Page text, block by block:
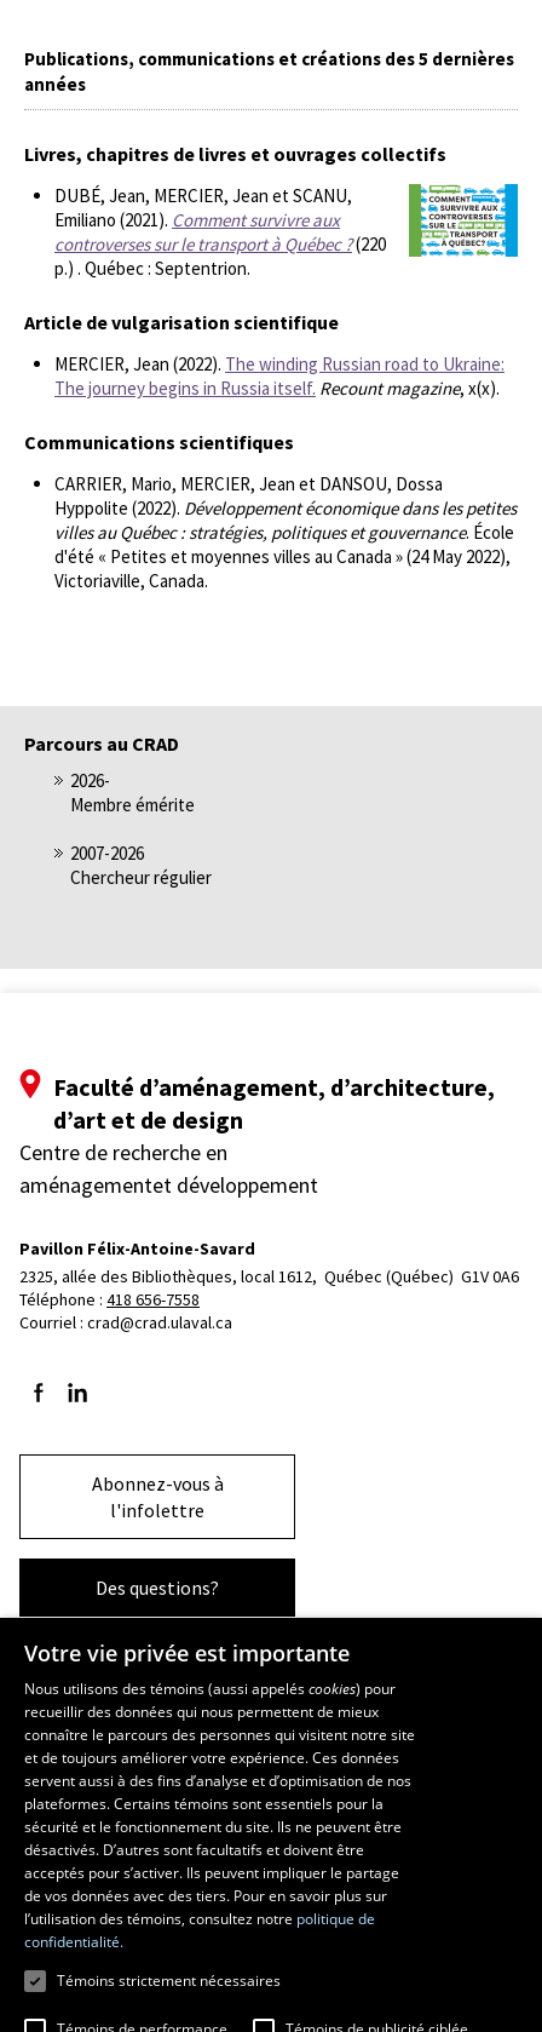
Publications, communications et créations des 5 dernières
années
Livres, chapitres de livres et ouvrages collectifs
DUBÉ, Jean, MERCIER, Jean et SCANU,
Emiliano (2021). Comment survivre aux
controverses sur le transport à Québec ?(220
p.) . Québec : Septentrion.
Article de vulgarisation scientifique
MERCIER, Jean (2022). The winding Russian road to Ukraine:
The journey begins in Russia itself. Recount magazine, x(x).
Communications scientifiques
CARRIER, Mario, MERCIER, Jean et DANSOU, Dossa
Hyppolite (2022). Développement économique dans les petites
villes au Québec : stratégies, politiques et gouvernance. École
d'été « Petites et moyennes villes au Canada » (24 May 2022),
Victoriaville, Canada.
Parcours au CRAD
2026-
Membre émérite
2007-2026
Chercheur régulier
Faculté d’aménagement, d’architecture,
d’art et de design
Centre de recherche en
aménagementet développement
Pavillon Félix-Antoine-Savard
2325, allée des Bibliothèques, local 1612, Québec (Québec)  G1V 0A6
Téléphone : 418 656-7558
Courriel : crad@crad.ulaval.ca
Suivez-nous sur Facebook
Suivez-nous sur LinkedIn
Abonnez-vous à
l'infolettre
Des questions?
La Faculté et ses écoles
Faculté d’aménagement, d’architecture, d’art et de design
École d’art
École supérieure d’aménagement du territoire et de développement
régional
École d’architecture
École de design
Votre vie privée est importante
Nous utilisons des témoins (aussi appeléscookies) pour
recueillir des données qui nous permettent de mieux
connaître le parcours des personnes qui visitent notre site
et de toujours améliorer votre expérience. Ces données
servent aussi à des fins d’analyse et d’optimisation de nos
plateformes. Certains témoins sont essentiels pour la
sécurité et le fonctionnement du site. Ils ne peuvent être
désactivés. D’autres sont facultatifs et doivent être
acceptés pour s’activer. Ils peuvent impliquer le partage
de vos données avec des tiers. Pour en savoir plus sur
l’utilisation des témoins, consultez notre politique de
confidentialité.
Témoins strictement nécessaires